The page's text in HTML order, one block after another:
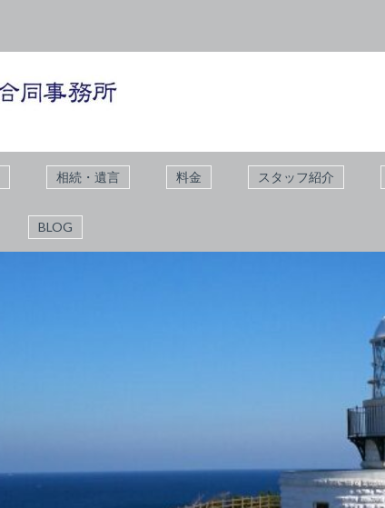
相続・遺言 料金 スタッフ紹介
BLOG